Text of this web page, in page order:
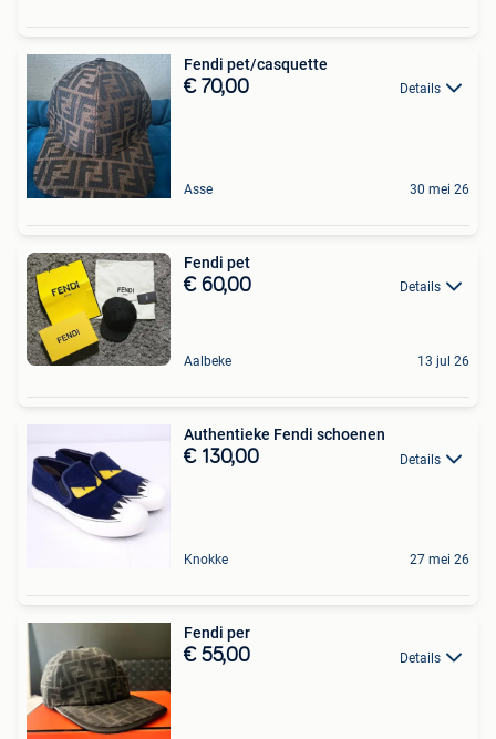
Fendi pet/casquette
€ 70,00 Details
Asse 30 mei 26
Fendi pet
€ 60,00 Details
Aalbeke 13 jul 26
Authentieke Fendi schoenen
€ 130,00 Details
Knokke 27 mei 26
Fendi per
€ 55,00 Details